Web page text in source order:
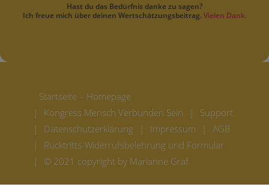
Hast du das Bedürfnis danke zu sagen?
Ich freue mich über deinen Wertschätzungsbeitrag.Vielen Dank.
Startseite – Homepage
Kongress Mensch Verbunden Sein
Support
Datenschutzerklärung
Impressum
AGB
Rücktritts-Widerrufsbelehrung und Formular
© 2021 copyright by Marianne Graf